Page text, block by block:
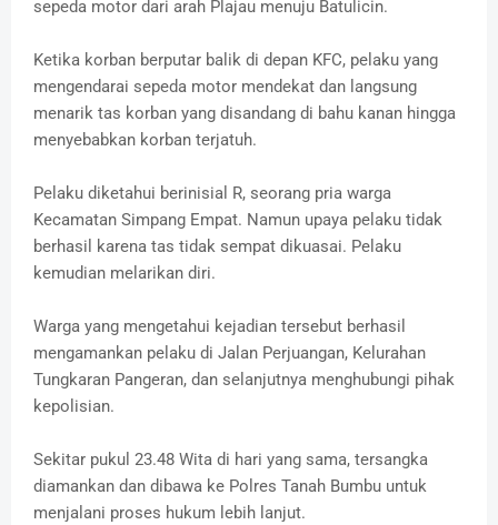
sepeda motor dari arah Plajau menuju Batulicin.
‎Ketika korban berputar balik di depan KFC, pelaku yang
mengendarai sepeda motor mendekat dan langsung
menarik tas korban yang disandang di bahu kanan hingga
menyebabkan korban terjatuh.
‎Pelaku diketahui berinisial R, seorang pria warga
Kecamatan Simpang Empat. Namun upaya pelaku tidak
berhasil karena tas tidak sempat dikuasai. Pelaku
kemudian melarikan diri.
‎Warga yang mengetahui kejadian tersebut berhasil
mengamankan pelaku di Jalan Perjuangan, Kelurahan
Tungkaran Pangeran, dan selanjutnya menghubungi pihak
kepolisian.
‎Sekitar pukul 23.48 Wita di hari yang sama, tersangka
diamankan dan dibawa ke Polres Tanah Bumbu untuk
menjalani proses hukum lebih lanjut.